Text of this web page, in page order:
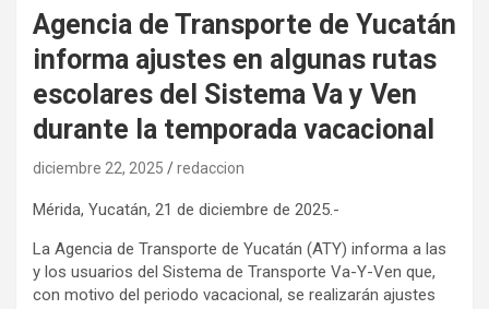
Agencia de Transporte de Yucatán
informa ajustes en algunas rutas
escolares del Sistema Va y Ven
durante la temporada vacacional
diciembre 22, 2025 redaccion
Mérida, Yucatán, 21 de diciembre de 2025.-
La Agencia de Transporte de Yucatán (ATY) informa a las
y los usuarios del Sistema de Transporte Va-Y-Ven que,
con motivo del periodo vacacional, se realizarán ajustes